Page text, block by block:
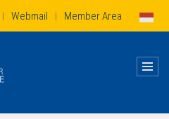
| Webmail | Member Area